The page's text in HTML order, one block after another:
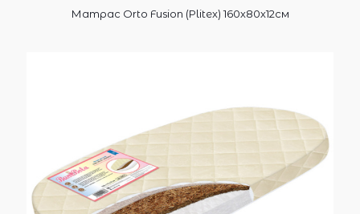
Матрас Orto Fusion (Plitex) 160х80х12см